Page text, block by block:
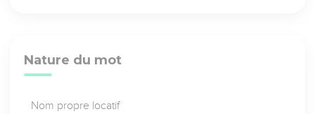
Nature du mot
Nom propre locatif